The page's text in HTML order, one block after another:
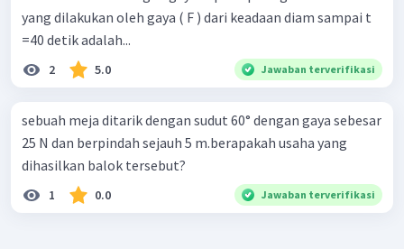
yang dilakukan oleh gaya ( F ) dari keadaan diam sampai t
=40 detik adalah...
2 5.0 Jawaban terverifikasi
sebuah meja ditarik dengan sudut 60° dengan gaya sebesar
25 N dan berpindah sejauh 5 m.berapakah usaha yang
dihasilkan balok tersebut?
1 0.0 Jawaban terverifikasi